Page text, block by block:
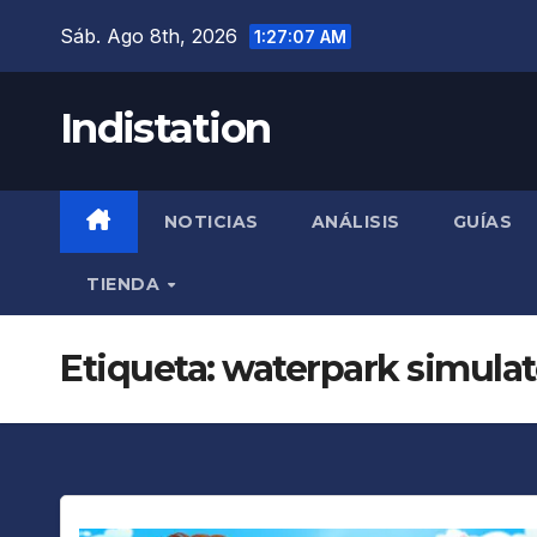
Sáb. Ago 8th, 2026 1:27:08 AM
Indistation
NOTICIAS ANÁLISIS GUÍAS
TIENDA
Etiqueta:waterpark